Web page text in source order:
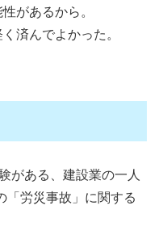
があるから。
済んでよかった。
がある、建設業の一人
「労災事故」に関する